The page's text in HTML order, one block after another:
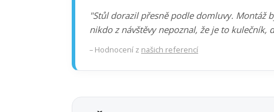
"Stůl dorazil přesně podle domluvy. Montáž
nikdo z návštěvy nepoznal, že je to
– Hodnocení z našich referencí